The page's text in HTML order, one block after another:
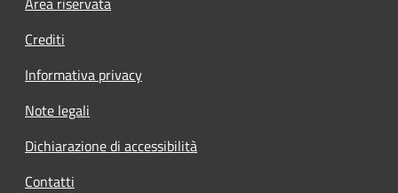
Crediti
Informativa privacy
Note legali
Dichiarazione di accessibilità
Contatti